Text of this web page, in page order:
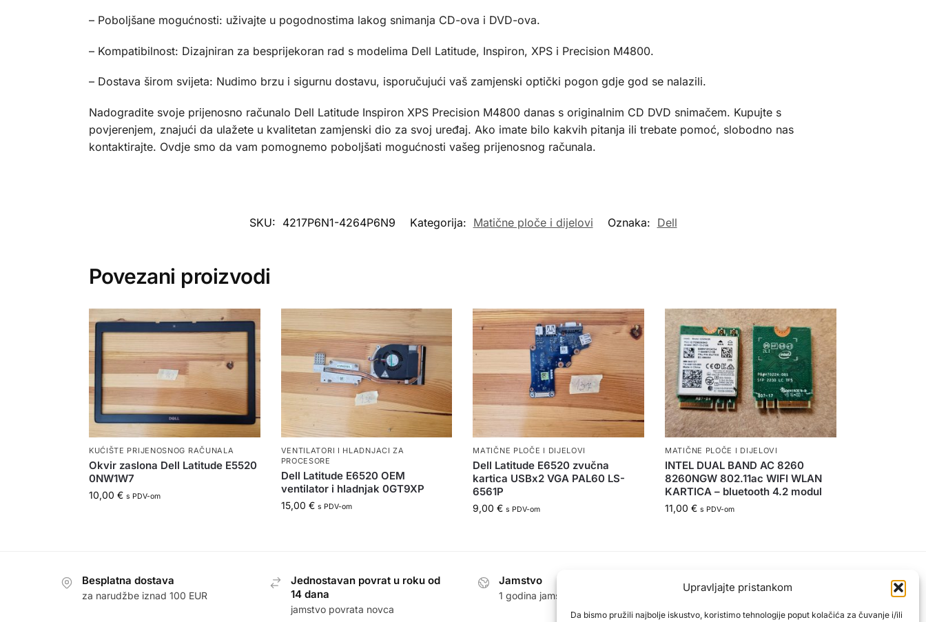
Upravljajte pristankom
Da bismo pružili najbolje iskustvo, koristimo tehnologije poput kolačića za čuvanje i/ili
– Poboljšane mogućnosti: uživajte u pogodnostima lakog snimanja CD-ova i DVD-ova.
– Kompatibilnost: Dizajniran za besprijekoran rad s modelima Dell Latitude, Inspiron, XPS i Precision M4800.
– Dostava širom svijeta: Nudimo brzu i sigurnu dostavu, isporučujući vaš zamjenski optički pogon gdje god se nalazili.
Nadogradite svoje prijenosno računalo Dell Latitude Inspiron XPS Precision M4800 danas s originalnim CD DVD snimačem. Kupujte s
povjerenjem, znajući da ulažete u kvalitetan zamjenski dio za svoj uređaj. Ako imate bilo kakvih pitanja ili trebate pomoć, slobodno nas
kontaktirajte. Ovdje smo da vam pomognemo poboljšati mogućnosti vašeg prijenosnog računala.
SKU: 4217P6N1-4264P6N9 Kategorija: Matične ploče i dijelovi Oznaka: Dell
Povezani proizvodi
KUĆIŠTE PRIJENOSNOG RAČUNALA
Okvir zaslona Dell Latitude E5520
0NW1W7
10,00 € s PDV-om
VENTILATORI I HLADNJACI ZA
PROCESORE
Dell Latitude E6520 OEM
ventilator i hladnjak 0GT9XP
15,00 € s PDV-om
MATIČNE PLOČE I DIJELOVI
Dell Latitude E6520 zvučna
kartica USBx2 VGA PAL60 LS-
6561P
9,00€ s PDV-om
MATIČNE PLOČE I DIJELOVI
INTEL DUAL BAND AC 8260
8260NGW 802.11ac WIFI WLAN
KARTICA – bluetooth 4.2 modul
11,00€ s PDV-om
Besplatna dostava
za narudžbe iznad 100 EUR
Jednostavan povrat u roku od
14 dana
jamstvo povrata novca
Jamstvo
1 godina jamstva na sve proizvode
Sigurna kupnja zajamčena
PayPal / MasterCard / Visa